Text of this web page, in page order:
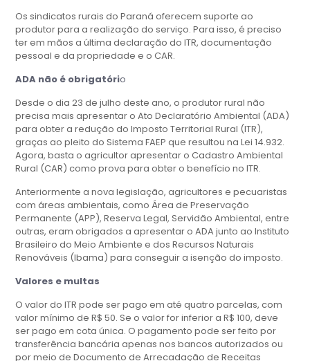
Os sindicatos rurais do Paraná oferecem suporte ao
produtor para a realização do serviço. Para isso, é preciso
ter em mãos a última declaração do ITR, documentação
pessoal e da propriedade e o CAR.
ADA não é obrigatório
Desde o dia 23 de julho deste ano, o produtor rural não
precisa mais apresentar o Ato Declaratório Ambiental (ADA)
para obter a redução do Imposto Territorial Rural (ITR),
graças ao pleito do Sistema FAEP que resultou na Lei 14.932.
Agora, basta o agricultor apresentar o Cadastro Ambiental
Rural (CAR) como prova para obter o benefício no ITR.
Anteriormente a nova legislação, agricultores e pecuaristas
com áreas ambientais, como Área de Preservação
Permanente (APP), Reserva Legal, Servidão Ambiental, entre
outras, eram obrigados a apresentar o ADA junto ao Instituto
Brasileiro do Meio Ambiente e dos Recursos Naturais
Renováveis (Ibama) para conseguir a isenção do imposto.
Valores e multas
O valor do ITR pode ser pago em até quatro parcelas, com
valor mínimo de R$ 50. Se o valor for inferior a R$ 100, deve
ser pago em cota única. O pagamento pode ser feito por
transferência bancária apenas nos bancos autorizados ou
por meio de Documento de Arrecadação de Receitas